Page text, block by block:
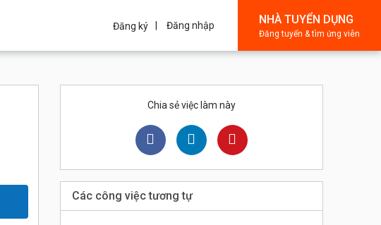
Đăng ký Đăng nhập NHÀ TUYỂN DỤNG
Đăng tuyển & tìm ứng viên
Chia sẻ việc làm này
Các công việc tương tự